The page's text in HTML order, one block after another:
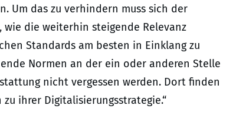
Um das zu verhindern muss sich der
wie die weiterhin steigende Relevanz
Standards am besten in Einklang zu
Normen an der ein oder anderen Stelle
nicht vergessen werden. Dort finden
ihrer Digitalisierungsstrategie.“